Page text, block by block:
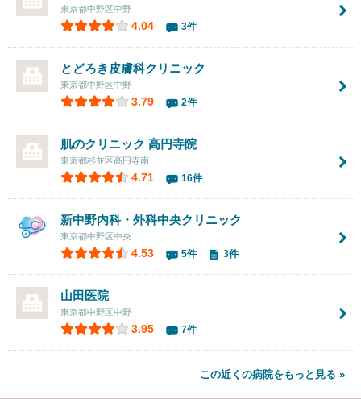
東京都中野区中野
4.04 3件
とどろき皮膚科クリニック
東京都中野区中野
3.79 2件
肌のクリニック 高円寺院
東京都杉並区高円寺南
4.71 16件
新中野内科・外科中央クリニック
東京都中野区中央
4.53 5件 3件
山田医院
東京都中野区中野
3.95 7件
この近くの病院をもっと見る »